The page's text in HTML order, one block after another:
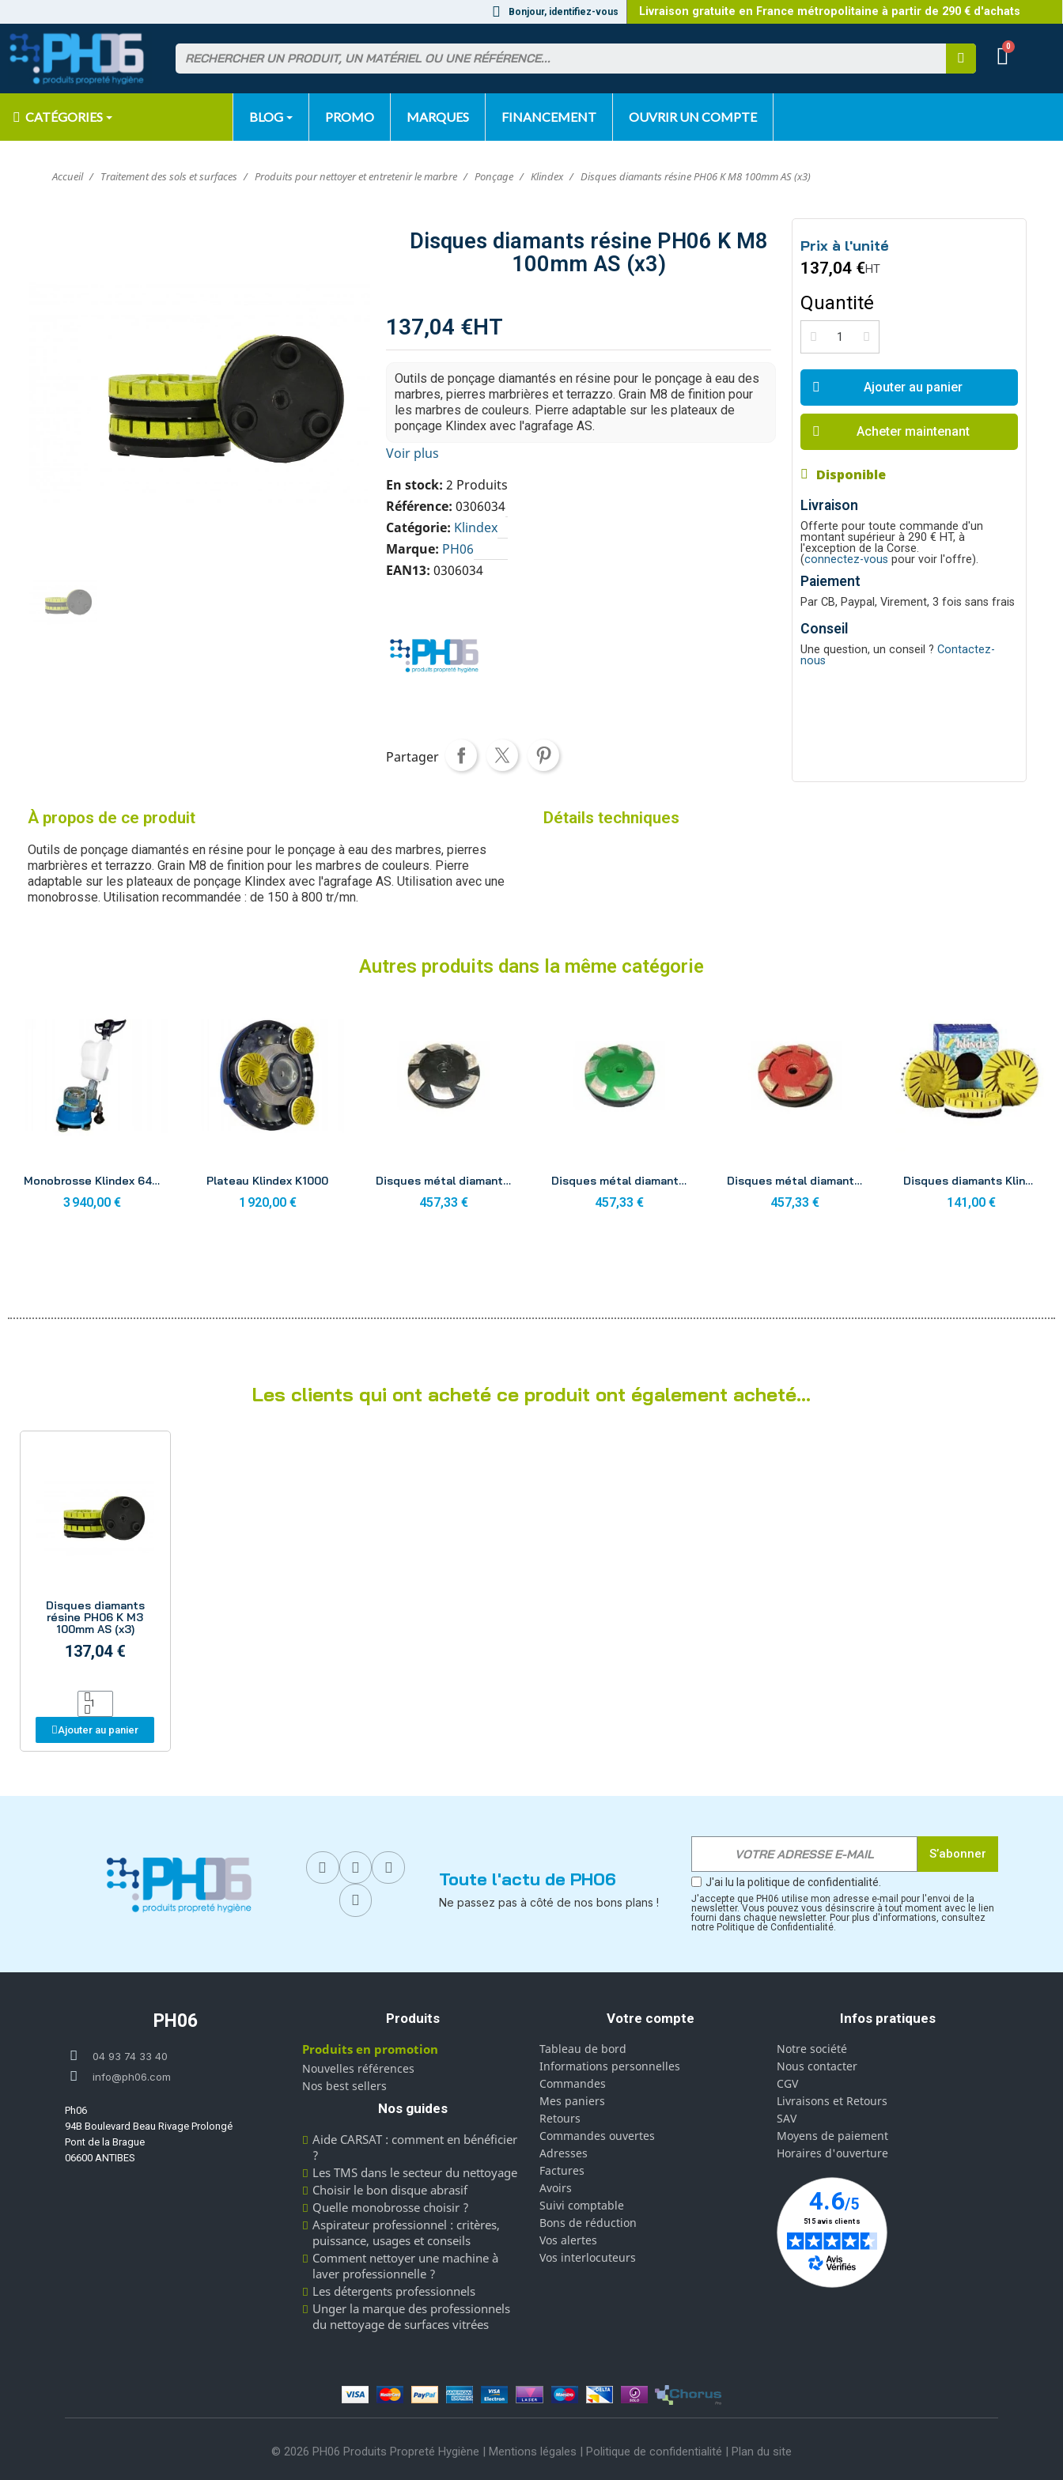
Bonjour, identifiez-vous Livraison gratuite en France métropolitaine à partir de 290 € d'achats
CATÉGORIES BLOG PROMO MARQUES FINANCEMENT OUVRIR UN COMPTE
Accueil Traitement des sols et surfaces Produits pour nettoyer et entretenir le marbre Ponçage Klindex Disques diamants résine PH06 K M8 100mm AS (x3)
Disques diamants résine PH06 K M8
100mm AS (x3)
137,04 €HT
Outils de ponçage diamantés en résine pour le ponçage à eau des
marbres, pierres marbrières et terrazzo. Grain M8 de finition pour
les marbres de couleurs. Pierre adaptable sur les plateaux de
ponçage Klindex avec l'agrafage AS.
Voir plus
En stock 2 Produits
Référence 0306034
Catégorie Klindex
Marque PH06
EAN13 0306034
Partager
Prix à l'unité
137,04 €HT
Quantité
Ajouter au panier
Acheter maintenant
Disponible
Livraison
Offerte pour toute commande d'un
montant supérieur à 290 € HT, à
l'exception de la Corse.
(connectez-vous pour voir l'offre).
Paiement
Par CB, Paypal, Virement, 3 fois sans frais
Conseil
Une question, un conseil ?Contactez-
nous
À propos de ce produit
Outils de ponçage diamantés en résine pour le ponçage à eau des marbres, pierres
marbrières et terrazzo. Grain M8 de finition pour les marbres de couleurs. Pierre
adaptable sur les plateaux de ponçage Klindex avec l'agrafage AS. Utilisation avec une
monobrosse. Utilisation recommandée : de 150 à 800 tr/mn.
Détails techniques
Autres produits dans la même catégorie
Monobrosse Klindex 640 4hp 230v compléte
3 940,00 €
Plateau Klindex K1000
1 920,00 €
Disques métal diamants K M0 100mm (x3)
457,33 €
Disques métal diamants K M1 100mm (x3)
457,33 €
Disques métal diamants K M2 100mm (x3)
457,33 €
Disques diamants Klindex AS M3 100mm (x3)
141,00 €
Les clients qui ont acheté ce produit ont également acheté...
Disques diamants
résine PH06 K M3
100mm AS (x3)
137,04 €
Ajouter au panier
Toute l'actu de PH06
Ne passez pas à côté de nos bons plans !
S’abonner
J'ai lu la politique de confidentialité.
J'accepte que PH06 utilise mon adresse e-mail pour l'envoi de la
newsletter. Vous pouvez vous désinscrire à tout moment avec le lien
fourni dans chaque newsletter. Pour plus d'informations, consultez
notre Politique de Confidentialité.
PH06
04 93 74 33 40
info@ph06.com
Ph06
94B Boulevard Beau Rivage Prolongé
Pont de la Brague
06600 ANTIBES
Produits
Produits en promotion
Nouvelles références
Nos best sellers
Nos guides
Aide CARSAT : comment en bénéficier
?
Les TMS dans le secteur du nettoyage
Choisir le bon disque abrasif
Quelle monobrosse choisir ?
Aspirateur professionnel : critères,
puissance, usages et conseils
Comment nettoyer une machine à
laver professionnelle ?
Les détergents professionnels
Unger la marque des professionnels
du nettoyage de surfaces vitrées
Votre compte
Tableau de bord
Informations personnelles
Commandes
Mes paniers
Retours
Commandes ouvertes
Adresses
Factures
Avoirs
Suivi comptable
Bons de réduction
Vos alertes
Vos interlocuteurs
Infos pratiques
Notre société
Nous contacter
CGV
Livraisons et Retours
SAV
Moyens de paiement
Horaires d'ouverture
© 2026 PH06 Produits Propreté Hygiène | Mentions légales | Politique de confidentialité | Plan du site